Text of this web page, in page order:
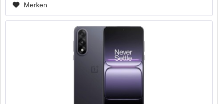
Merken